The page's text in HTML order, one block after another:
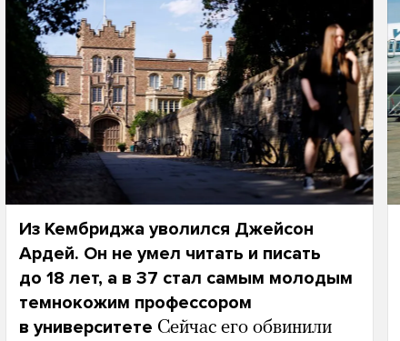
Из Кембриджа уволился Джейсон
Ардей. Он не умел читать и писать
до 18 лет, а в 37 стал самым молодым
темнокожим профессором
в университете Сейчас его обвинили